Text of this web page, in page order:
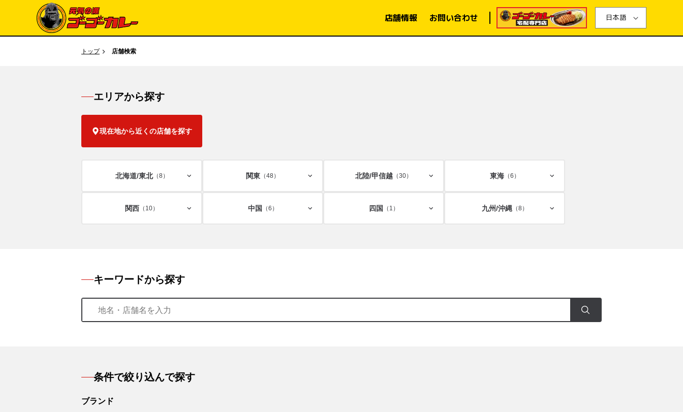
店舗情報 お問い合わせ 日本語
トップ 店舗検索
エリアから探す
現在地から近くの店舗を探す
北海道/東北（8） 関東 （48） 北陸/甲信越 （30） 東海（6）
関西 （10） 中国 （6） 四国 （1） 九州/沖縄（8）
キーワードから探す
条件で絞り込んで探す
ブランド